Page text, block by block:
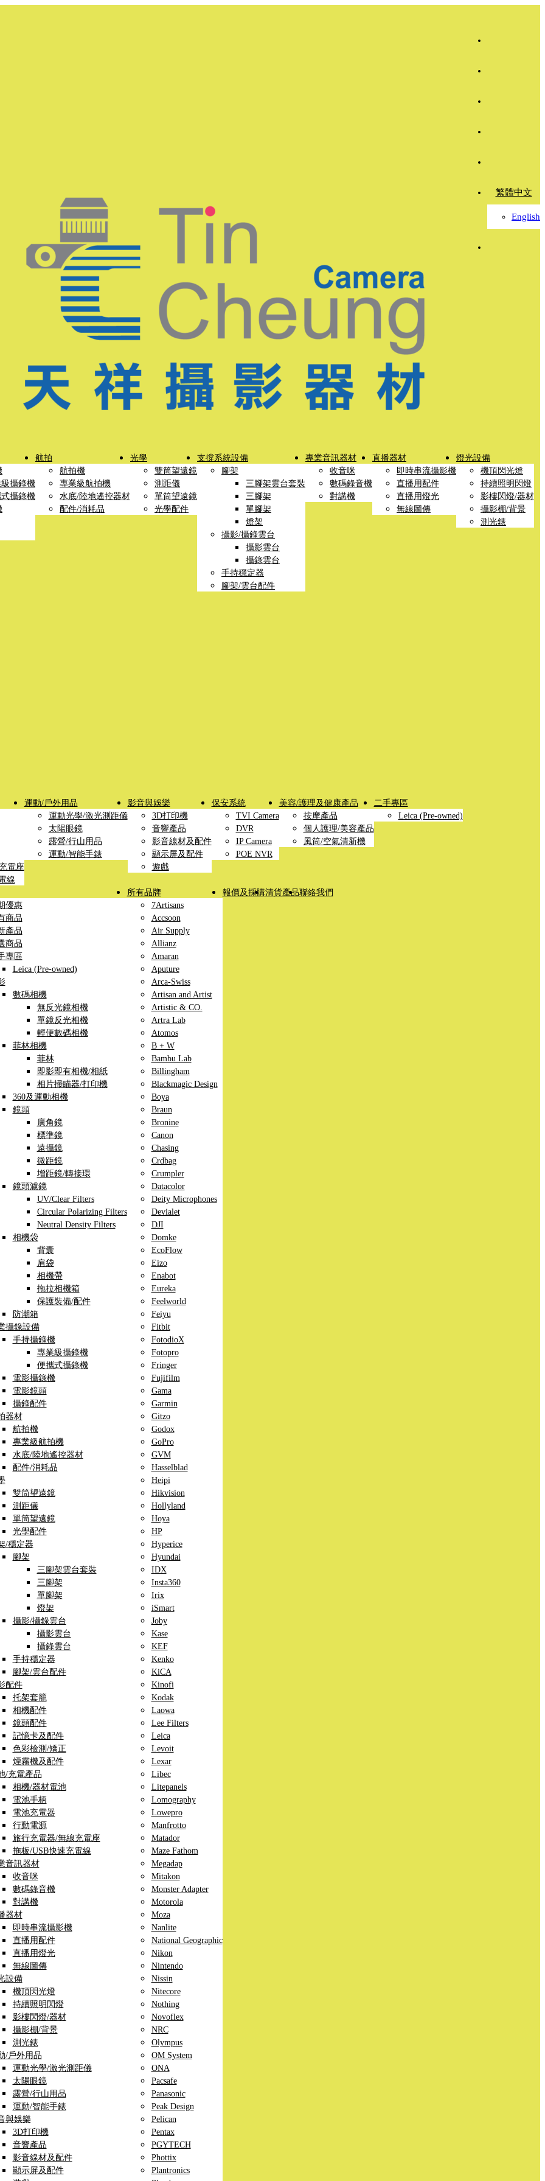
繁體中文
English
攝錄機
攝錄機
航拍
航拍機
專業級航拍機
水底/陸地遙控器材
配件/消耗品
光學
雙筒望遠鏡
測距儀
單筒望遠鏡
光學配件
支撐系統設備
腳架
三腳架雲台套裝
三腳架
單腳架
燈架
攝影/攝錄雲台
攝影雲台
攝錄雲台
手持穩定器
腳架/雲台配件
專業音訊器材
收音咪
數碼錄音機
對講機
直播器材
即時串流攝影機
直播用配件
直播用燈光
無線圖傳
燈光設備
機頂閃光燈
持續照明閃燈
影樓閃燈/器材
攝影棚/背景
測光錶
電座
線
運動/戶外用品
運動光學/激光測距儀
太陽眼鏡
露營/行山用品
運動/智能手錶
影音與娛樂
3D打印機
音響產品
影音線材及配件
顯示屏及配件
遊戲
保安系統
TVI Camera
DVR
IP Camera
POE NVR
美容/護理及健康產品
按摩產品
個人護理/美容產品
風筒/空氣清新機
二手專區
Leica (Pre-owned)
優惠
商品
產品
商品
專區
Leica (Pre-owned)
數碼相機
無反光鏡相機
單鏡反光相機
輕便數碼相機
菲林相機
菲林
即影即有相機/相紙
相片掃瞄器/打印機
360及運動相機
鏡頭
廣角鏡
標準鏡
遠攝鏡
微距鏡
增距鏡/轉接環
鏡頭濾鏡
UV/Clear Filters
Circular Polarizing Filters
Neutral Density Filters
相機袋
背囊
肩袋
相機帶
拖拉相機箱
保護裝備/配件
防潮箱
攝錄設備
手持攝錄機
專業級攝錄機
便攜式攝錄機
電影攝錄機
電影鏡頭
攝錄配件
器材
航拍機
專業級航拍機
水底/陸地遙控器材
配件/消耗品
雙筒望遠鏡
測距儀
單筒望遠鏡
光學配件
/穩定器
腳架
三腳架雲台套裝
三腳架
單腳架
燈架
攝影/攝錄雲台
攝影雲台
攝錄雲台
手持穩定器
腳架/雲台配件
配件
托架套籠
相機配件
鏡頭配件
記憶卡及配件
色彩檢測/矯正
煙霧機及配件
/充電產品
相機/器材電池
電池手柄
電池充電器
行動電源
旅行充電器/無線充電座
拖板/USB快速充電線
音訊器材
收音咪
數碼錄音機
對講機
器材
即時串流攝影機
直播用配件
直播用燈光
無線圖傳
設備
機頂閃光燈
持續照明閃燈
影樓閃燈/器材
攝影棚/背景
測光錶
/戶外用品
運動光學/激光測距儀
太陽眼鏡
露營/行山用品
運動/智能手錶
與娛樂
3D打印機
音響產品
影音線材及配件
顯示屏及配件
所有品牌
7Artisans
Accsoon
Air Supply
Allianz
Amaran
Aputure
Arca-Swiss
Artisan and Artist
Artistic & CO.
Artra Lab
Atomos
B + W
Bambu Lab
Billingham
Blackmagic Design
Boya
Braun
Bronine
Canon
Chasing
Crdbag
Crumpler
Datacolor
Deity Microphones
Devialet
DJI
Domke
EcoFlow
Eizo
Enabot
Eureka
Feelworld
Feiyu
Fitbit
FotodioX
Fotopro
Fringer
Fujifilm
Gama
Garmin
Gitzo
Godox
GoPro
GVM
Hasselblad
Heipi
Hikvision
Hollyland
Hoya
HP
Hyperice
Hyundai
IDX
Insta360
Irix
iSmart
Joby
Kase
KEF
Kenko
KiCA
Kinofi
Kodak
Laowa
Lee Filters
Leica
Levoit
Lexar
Libec
Litepanels
Lomography
Lowepro
Manfrotto
Matador
Maze Fathom
Megadap
Mitakon
Monster Adapter
Motorola
Moza
Nanlite
National Geographic
Nikon
Nintendo
Nissin
Nitecore
Nothing
Novoflex
NRC
Olympus
OM System
ONA
Pacsafe
Panasonic
Peak Design
Pelican
Pentax
PGYTECH
Phottix
Plantronics
報價及採購清貨產品聯絡我們